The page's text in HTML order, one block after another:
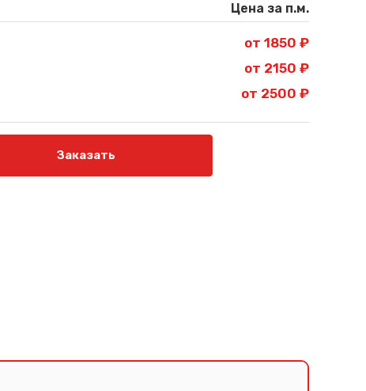
Цена за п.м.
от 1850 ₽
от 2150 ₽
от 2500 ₽
Заказать